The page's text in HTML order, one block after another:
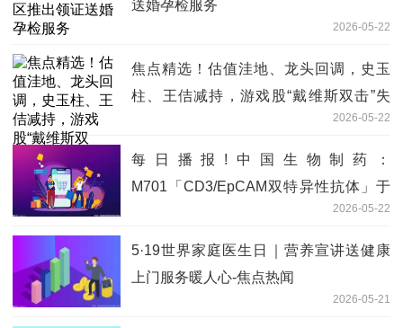
送婚孕检服务
2026-05-22
焦点精选！估值洼地、龙头回调，史玉
柱、王佶减持，游戏股“戴维斯双击”失
2026-05-22
每日播报!中国生物制药：
M701「CD3/EpCAM双特异性抗体」于
2026-05-22
5·19世界家庭医生日｜营养宣讲送健康
上门服务暖人心-焦点热闻
2026-05-21